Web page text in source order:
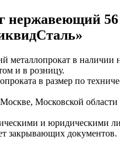
нержавеющий
металлопрокат в наличии
и в розницу.
в размер по
Московской области
и юридическими
закрывающих документов.